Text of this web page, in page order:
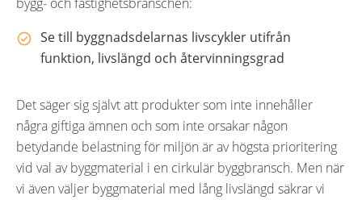
Se till byggnadsdelarnas livscykler utifrån
funktion, livslängd och återvinningsgrad
Det säger sig självt att produkter som inte innehåller
några giftiga ämnen och som inte orsakar någon
betydande belastning för miljön är av högsta prioritering
vid val av byggmaterial i en cirkulär byggbransch. Men när
vi även väljer byggmaterial med lång livslängd säkrar vi